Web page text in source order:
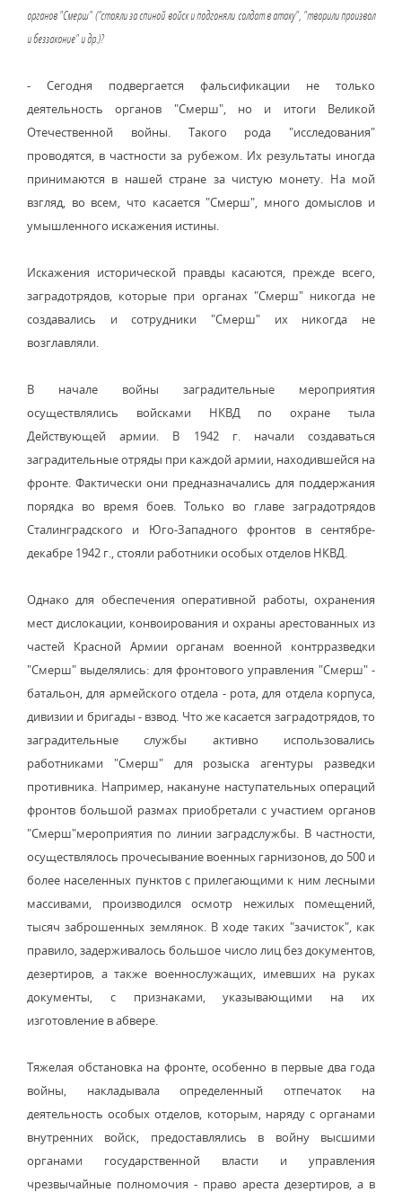
органов "Смерш" ("стояли за спиной войск и подгоняли солдат в атаку", "творили произвол
и беззаконие" и др.)?
- Сегодня подвергается фальсификации не только
деятельность органов "Смерш", но и итоги Великой
Отечественной войны. Такого рода "исследования"
проводятся, в частности за рубежом. Их результаты иногда
принимаются в нашей стране за чистую монету. На мой
взгляд, во всем, что касается "Смерш", много домыслов и
умышленного искажения истины.
Искажения исторической правды касаются, прежде всего,
заградотрядов, которые при органах "Смерш" никогда не
создавались и сотрудники "Смерш" их никогда не
возглавляли.
В начале войны заградительные мероприятия
осуществлялись войсками НКВД по охране тыла
Действующей армии. В 1942 г. начали создаваться
заградительные отряды при каждой армии, находившейся на
фронте. Фактически они предназначались для поддержания
порядка во время боев. Только во главе заградотрядов
Сталинградского и Юго-Западного фронтов в сентябре-
декабре 1942 г., стояли работники особых отделов НКВД.
Однако для обеспечения оперативной работы, охранения
мест дислокации, конвоирования и охраны арестованных из
частей Красной Армии органам военной контрразведки
"Смерш" выделялись: для фронтового управления "Смерш" -
батальон, для армейского отдела - рота, для отдела корпуса,
дивизии и бригады - взвод. Что же касается заградотрядов, то
заградительные службы активно использовались
работниками "Смерш" для розыска агентуры разведки
противника. Например, накануне наступательных операций
фронтов большой размах приобретали с участием органов
"Смерш"мероприятия по линии заградслужбы. В частности,
осуществлялось прочесывание военных гарнизонов, до 500 и
более населенных пунктов с прилегающими к ним лесными
массивами, производился осмотр нежилых помещений,
тысяч заброшенных землянок. В ходе таких "зачисток", как
правило, задерживалось большое число лиц без документов,
дезертиров, а также военнослужащих, имевших на руках
документы, с признаками, указывающими на их
изготовление в абвере.
Тяжелая обстановка на фронте, особенно в первые два года
войны, накладывала определенный отпечаток на
деятельность особых отделов, которым, наряду с органами
внутренних войск, предоставлялись в войну высшими
органами государственной власти и управления
чрезвычайные полномочия - право ареста дезертиров, а в